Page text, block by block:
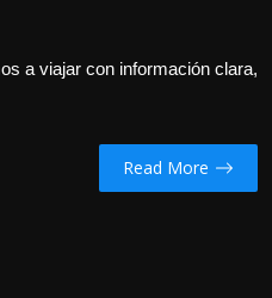
a viajar con información clara,
Read More